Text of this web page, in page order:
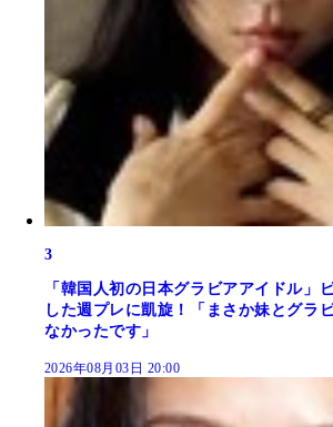
3
「韓国人初の日本グラビアアイドル」
した週プレに凱旋！「まさか妹とグラ
なかったです」
2026年08月03日 20:00